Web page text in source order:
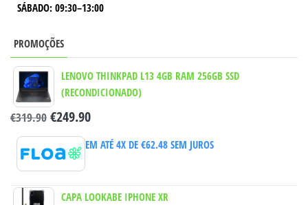
SÁBADO: 09:30–13:00
PROMOÇÕES
LENOVO THINKPAD L13 4GB RAM 256GB SSD
(RECONDICIONADO)
€319.90 €249.90
EM ATÉ 4X DE €62.48SEM JUROS
CAPA LOOKABE IPHONE XR